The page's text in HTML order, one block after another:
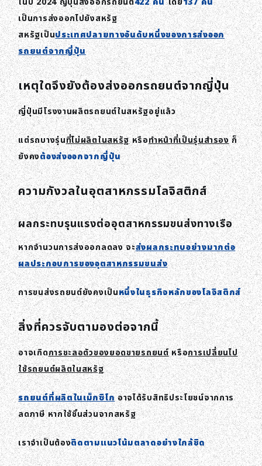
เป็นการส่งออกไปยังสหรัฐ
สหรัฐเป็นประเทศปลายทางอันดับหนึ่งของการส่งออก
รถยนต์จากญี่ปุ่น
เหตุใดจึงยังต้องส่งออกรถยนต์จากญี่ปุ่น
ญี่ปุ่นมีโรงงานผลิตรถยนต์ในสหรัฐอยู่แล้ว
แต่รถบางรุ่นที่ไม่ผลิตในสหรัฐหรือทำหน้าที่เป็นรุ่นสำรองก็
ยังคงต้องส่งออกจากญี่ปุ่น
ความกังวลในอุตสาหกรรมโลจิสติกส์
ผลกระทบรุนแรงต่ออุตสาหกรรมขนส่งทางเรือ
หากจำนวนการส่งออกลดลง จะส่งผลกระทบอย่างมากต่อ
ผลประกอบการของอุตสาหกรรมขนส่ง
การขนส่งรถยนต์ยังคงเป็นหนึ่งในธุรกิจหลักของโลจิสติกส์
สิ่งที่ควรจับตามองต่อจากนี้
อาจเกิดการชะลอตัวของยอดขายรถยนต์หรือการเปลี่ยนไป
ใช้รถยนต์ผลิตในสหรัฐ
รถยนต์ที่ผลิตในเม็กซิโกอาจได้รับสิทธิประโยชน์จากการ
ลดภาษี หากใช้ชิ้นส่วนจากสหรัฐ
เราจำเป็นต้องติดตามแนวโน้มตลาดอย่างใกล้ชิด